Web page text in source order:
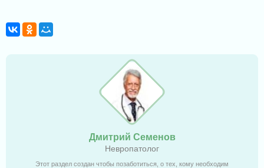
Дмитрий Семенов
Невропатолог
Этот раздел создан чтобы позаботиться, о тех, кому необходим